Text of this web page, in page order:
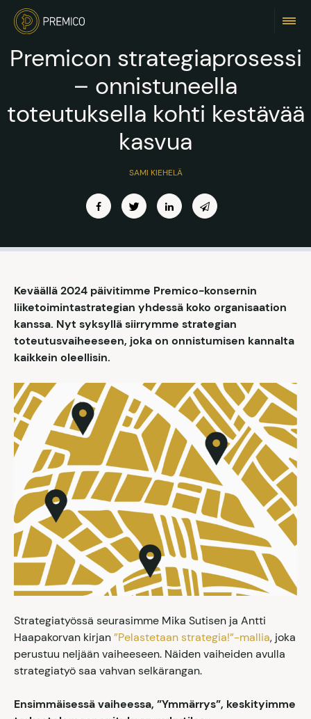
Premicon strategiaprosessi
– onnistuneella
toteutuksella kohti kestävää
kasvua
SAMI KIEHELÄ
Keväällä 2024 päivitimme Premico-konsernin
liiketoimintastrategian yhdessä koko organisaation
kanssa. Nyt syksyllä siirrymme strategian
toteutusvaiheeseen, joka on onnistumisen kannalta
kaikkein oleellisin.
Strategiatyössä seurasimme Mika Sutisen ja Antti
Haapakorvan kirjan”Pelastetaan strategia!”-mallia, joka
perustuu neljään vaiheeseen. Näiden vaiheiden avulla
strategiatyö saa vahvan selkärangan.
Ensimmäisessä vaiheessa, ”Ymmärrys”, keskityimme